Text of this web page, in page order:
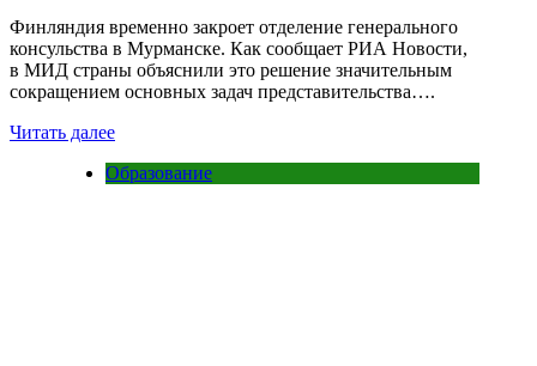
Финляндия временно закроет отделение генерального
консульства в Мурманске. Как сообщает РИА Новости,
в МИД страны объяснили это решение значительным
сокращением основных задач представительства….
Читать далее
Образование